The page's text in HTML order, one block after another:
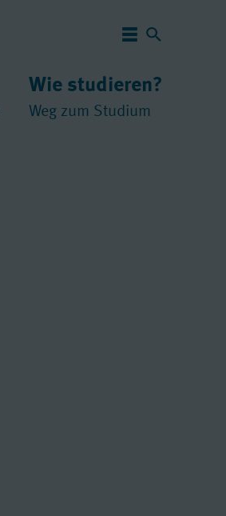
Navigation
Wie studieren?
Weg zum Studium